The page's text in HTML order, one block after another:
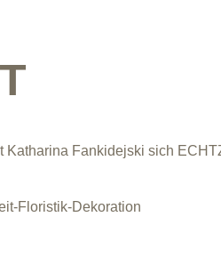
Katharina Fankidejski sich